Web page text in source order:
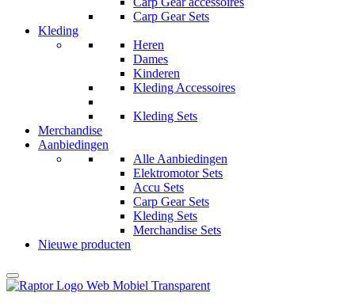
Carp Gear Sets
Kleding
Heren
Dames
Kinderen
Kleding Accessoires
Kleding Sets
Merchandise
Aanbiedingen
Alle Aanbiedingen
Elektromotor Sets
Accu Sets
Carp Gear Sets
Kleding Sets
Merchandise Sets
Nieuwe producten